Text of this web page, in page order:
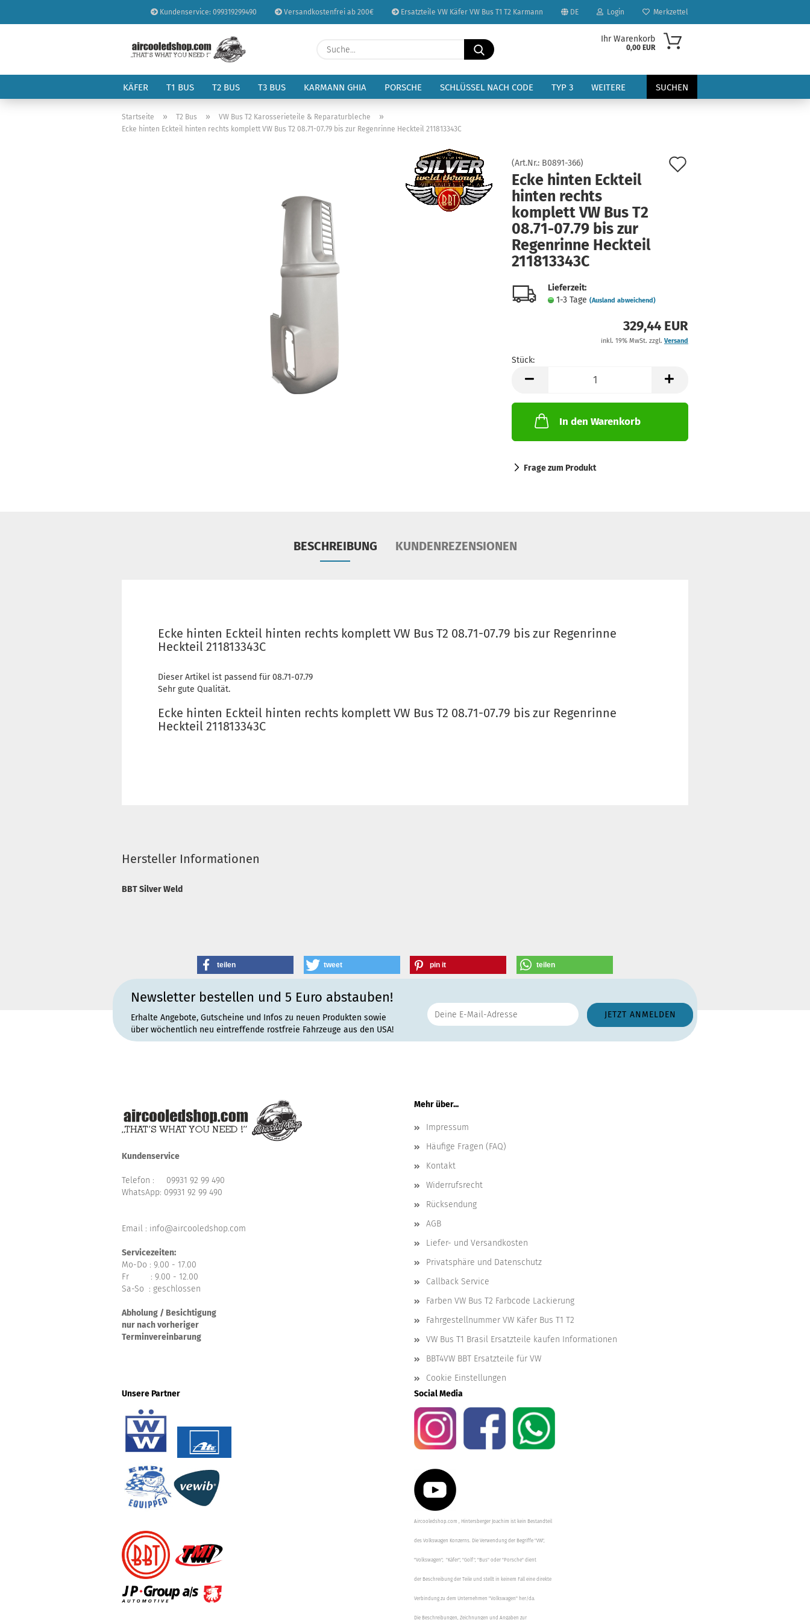
Kundenservice: 099319299490 Versandkostenfrei ab 200€ Ersatzteile VW Käfer VW Bus T1 T2 Karmann DE
Sprache auswählen
Lieferland
Login
Konto erstellen
Passwort vergessen?
Merkzettel
Suche...
Ihr Warenkorb
0,00 EUR
KÄFER T1 BUS T2 BUS T3 BUS KARMANN GHIA PORSCHE SCHLÜSSEL NACH CODE TYP 3 SUCHEN
WEITERE
Startseite » T2 Bus » VW Bus T2 Karosserieteile & Reparaturbleche »
Ecke hinten Eckteil hinten rechts komplett VW Bus T2 08.71-07.79 bis zur Regenrinne Heckteil 211813343C
(Art.Nr.: B0891-366)
Ecke hinten Eckteil
hinten rechts
komplett VW Bus T2
08.71-07.79 bis zur
Regenrinne Heckteil
211813343C
Lieferzeit:
1-3 Tage (Ausland abweichend)
329,44 EUR
inkl. 19% MwSt. zzgl. Versand
Stück:
Stück
In den Warenkorb
Frage zum Produkt
BESCHREIBUNG KUNDENREZENSIONEN
Ecke hinten Eckteil hinten rechts komplett VW Bus T2 08.71-07.79 bis zur Regenrinne
Heckteil 211813343C
Dieser Artikel ist passend für 08.71-07.79
Sehr gute Qualität.
Ecke hinten Eckteil hinten rechts komplett VW Bus T2 08.71-07.79 bis zur Regenrinne
Heckteil 211813343C
Hersteller Informationen
BBT Silver Weld
teilen tweet pin it teilen
Newsletter bestellen und 5 Euro abstauben!
Erhalte Angebote, Gutscheine und Infos zu neuen Produkten sowie
über wöchentlich neu eintreffende rostfreie Fahrzeuge aus den USA!
Kundenservice
Telefon : 09931 92 99 490
WhatsApp: 09931 92 99 490
Email : info@aircooledshop.com
Servicezeiten:
Mo-Do : 9.00 - 17.00
Fr : 9.00 - 12.00
Sa-So : geschlossen
Abholung / Besichtigung
nur nach vorheriger
Terminvereinbarung
Mehr über...
Impressum
Häufige Fragen (FAQ)
Kontakt
Widerrufsrecht
Rücksendung
AGB
Liefer- und Versandkosten
Privatsphäre und Datenschutz
Callback Service
Farben VW Bus T2 Farbcode Lackierung
Fahrgestellnummer VW Käfer Bus T1 T2
VW Bus T1 Brasil Ersatzteile kaufen Informationen
BBT4VW BBT Ersatzteile für VW
Cookie Einstellungen
Unsere Partner
Social Media
Aircooledshop.com , Hintersberger Joachim ist kein Bestandteil
des Volkswagen Konzerns. Die Verwendung der Begriffe "VW",
"Volkswagen", "Käfer", "Golf", "Bus" oder "Porsche" dient
der Beschreibung der Teile und stellt in keinem Fall eine direkte
Verbindung zu dem Unternehmen "Volkswagen" her/da.
Die Beschreibungen, Zeichnungen und Angaben zur